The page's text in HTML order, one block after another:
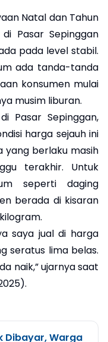
Natal dan Tahun
Pasar Sepinggan
pada level stabil.
ada tanda-tanda
konsumen mulai
musim liburan.
Pasar Sepinggan,
harga sejauh ini
yang berlaku masih
terakhir. Untuk
seperti daging
berada di kisaran
saya jual di harga
seratus lima belas.
naik,” ujarnya saat
Dibayar, Warga